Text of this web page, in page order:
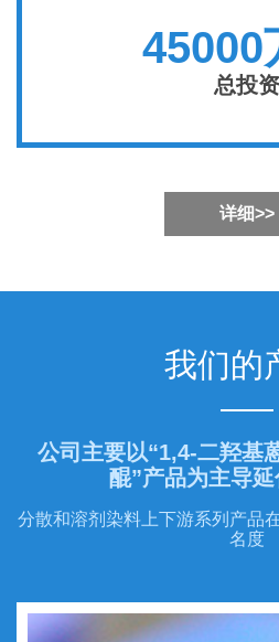
45000
总投资
详细>>
我们的
公司主要以“1,4-二羟基
醌”产品为主导
分散和溶剂染料上下游系列产品
名度